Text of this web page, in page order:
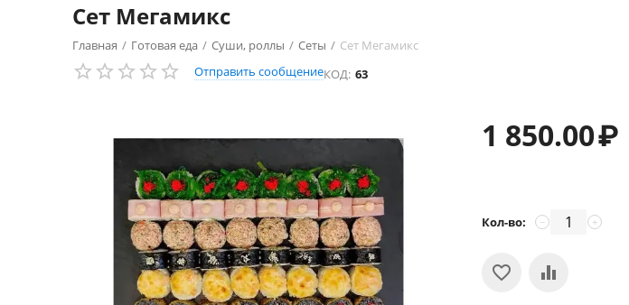
Сет Мегамикс
Главная / Готовая еда / Суши, роллы / Сеты / Сет Мегамикс
Отправить сообщениеКОД: 63
1 850.00₽
Кол-во: +
−